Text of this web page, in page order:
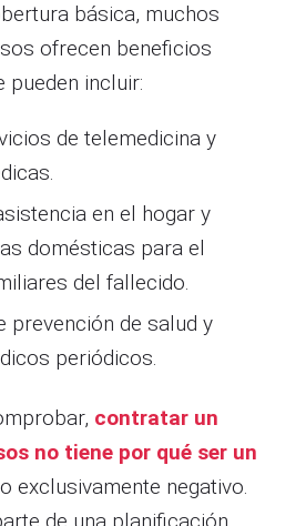
básica, muchos
ofrecen beneficios
pueden incluir:
de telemedicina y
en el hogar y
domésticas para el
del fallecido.
prevención de salud y
periódicos.
contratar un
no tiene por qué ser un
exclusivamente negativo.